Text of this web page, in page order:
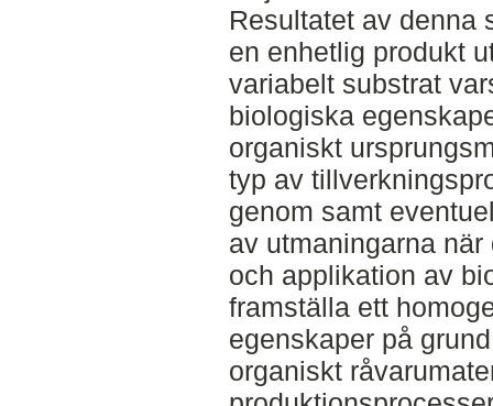
Resultatet av denna
en enhetlig produkt
variabelt substrat
biologiska
organiskt
typ av
genom samt
av utmaningarna
och applikation av
framställa ett
egenskaper på
organiskt